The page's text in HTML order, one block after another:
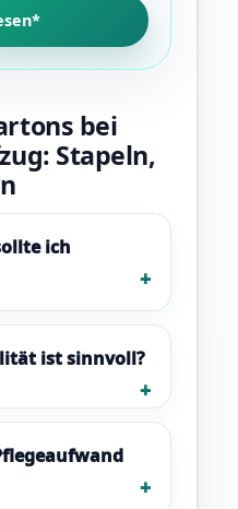
bei
Stapeln,
ich
ist sinnvoll?